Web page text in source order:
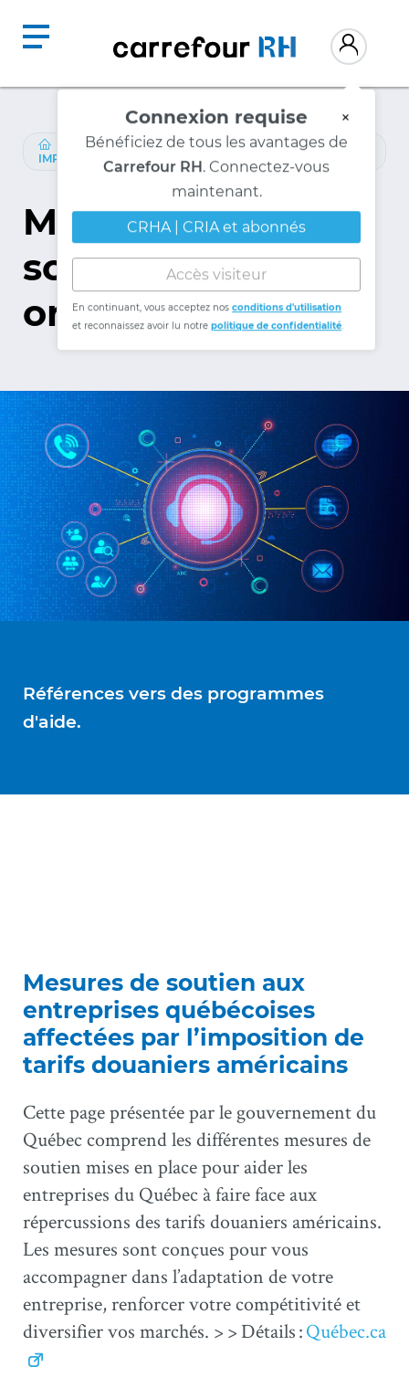
Connexion requise ×
Bénéficiez de tous les avantages de
Carrefour RH. Connectez-vous
maintenant.
CRHA | CRIA et abonnés
Accès visiteur
En continuant, vous acceptez nosconditions d'utilisation
et reconnaissez avoir lu notrepolitique de confidentialité.
RESSOURCES /DOSSIERS-SPECIAUX /GESTION-
IMPACTS-HUMAINS
Mesures de
soutien aux
organisations
Références vers des programmes
d'aide.
Mesures de soutien aux
entreprises québécoises
affectées par l’imposition de
tarifs douaniers américains
Cette page présentée par le gouvernement du
Québec comprend les différentes mesures de
soutien mises en place pour aider les
entreprises du Québec à faire face aux
répercussions des tarifs douaniers américains.
Les mesures sont conçues pour vous
accompagner dans l’adaptation de votre
entreprise, renforcer votre compétitivité et
diversifier vos marchés. > > Détails :Québec.ca